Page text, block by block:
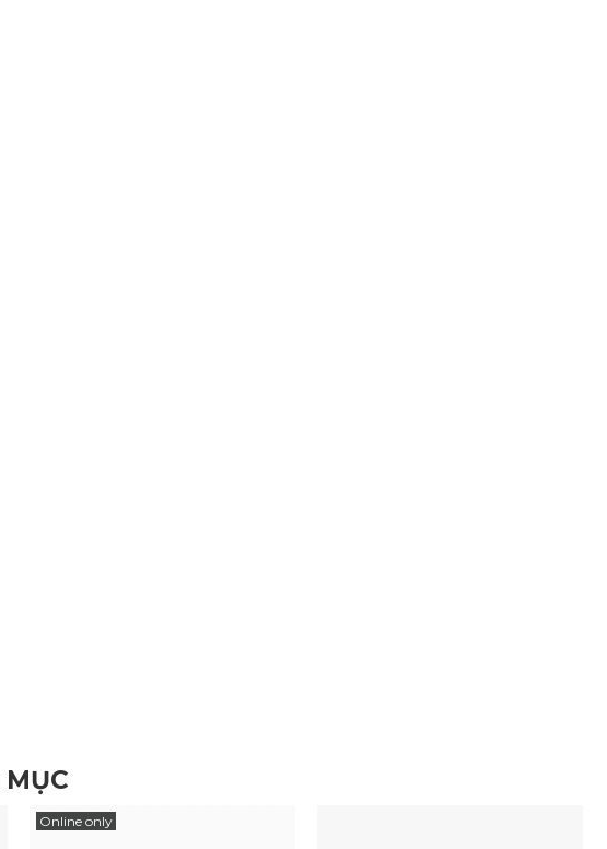
Online only